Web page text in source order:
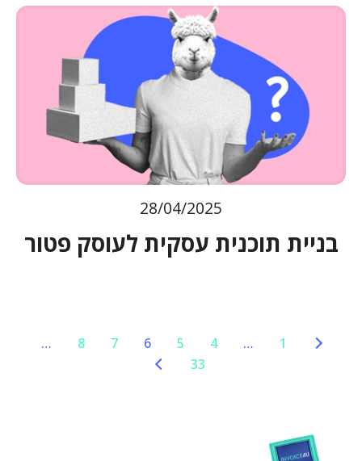
28/04/2025
בניית תוכנית עסקית לעוסק פטור
1
…
4
5
6
7
8
…
33